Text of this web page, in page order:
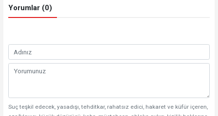
Yorumlar (0)
Suç teşkil edecek, yasadışı, tehditkar, rahatsız edici, hakaret ve küfür içeren,